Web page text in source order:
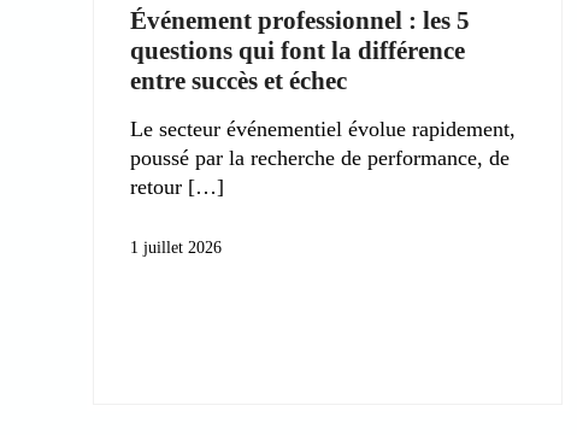
Événement professionnel : les 5
questions qui font la différence
entre succès et échec
Le secteur événementiel évolue rapidement,
poussé par la recherche de performance, de
retour
1 juillet 2026